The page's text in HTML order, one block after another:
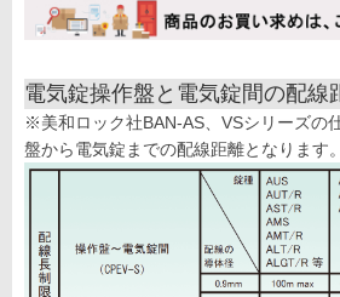
電気錠操作盤と電気錠間の配線
※美和ロック社BAN-AS、VSシリーズの
盤から電気錠までの配線距離となります。